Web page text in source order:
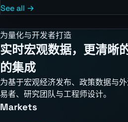
See all →
为量化与开发者打造
实时宏观数据，更清晰
的集成
为基于宏观经济发布、政策数据与
易者、研究团队与工程师设计。
Markets